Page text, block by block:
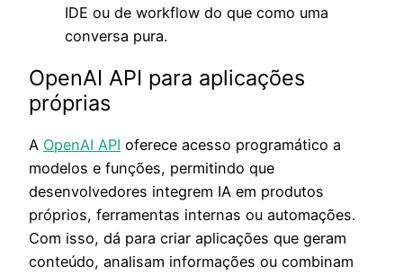
IDE ou de workflow do que como uma
conversa pura.
OpenAI API para aplicações
próprias
A OpenAI API oferece acesso programático a
modelos e funções, permitindo que
desenvolvedores integrem IA em produtos
próprios, ferramentas internas ou automações.
Com isso, dá para criar aplicações que geram
conteúdo, analisam informações ou combinam